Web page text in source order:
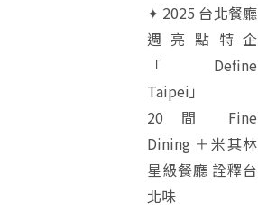
✦ 2025 台北餐廳
週亮點特企
「Define
Taipei」
20 間 Fine
Dining ＋米其林
星級餐廳 詮釋台
北味